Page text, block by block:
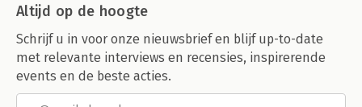
Altijd op de hoogte
Schrijf u in voor onze nieuwsbrief en blijf up-to-date
met relevante interviews en recensies, inspirerende
events en de beste acties.